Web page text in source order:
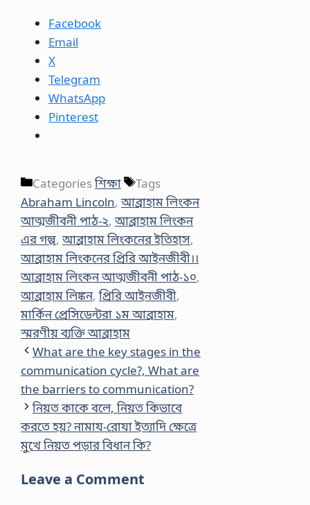
Facebook
Email
X
Telegram
WhatsApp
Pinterest
Categoriesশিক্ষা
Tags
Abraham Lincoln,আব্রাহাম লিংকন
আত্মজীবনী পাঠ-২,আব্রাহাম লিংকন
এর গল্প,আব্রাহাম লিংকনের ইতিহাস,
আব্রাহাম লিংকনের প্রিরি আইনজীবী।।
আব্রাহাম লিংকন আত্মজীবনী পাঠ-১০,
আব্রাহাম লিঙ্কন,প্রিরি আইনজীবী,
মার্কিন প্রেসিডেন্টরা ১ম আব্রাহাম,
স্মরণীয় ব্যক্তি আব্রাহাম
What are the key stages in the
communication cycle?, What are
the barriers to communication?
নিয়ত কাকে বলে, নিয়ত কিভাবে
করতে হয়? নামায-রোযা ইত্যাদি ক্ষেত্রে
মুখে নিয়ত পড়ার বিধান কি?
Leave a Comment